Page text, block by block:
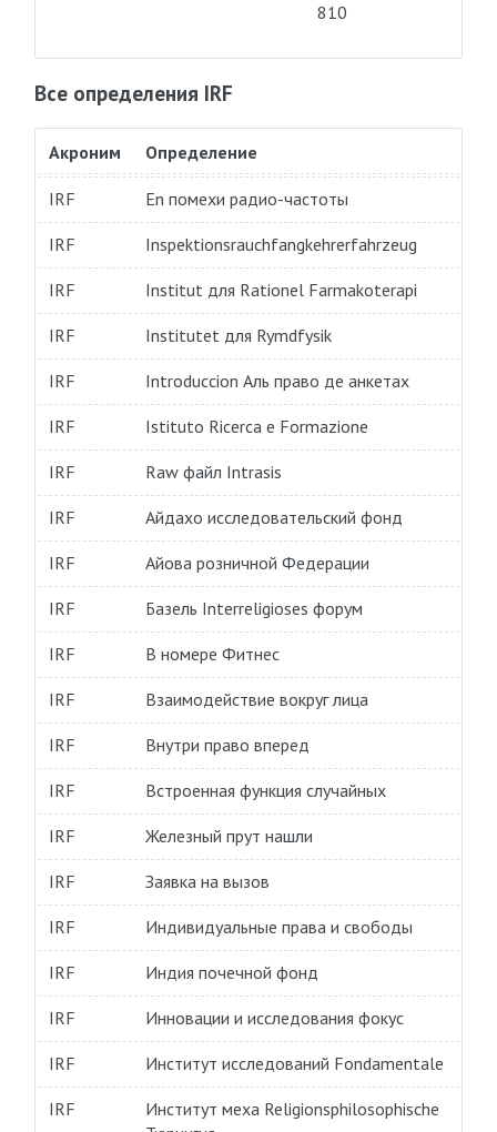
810
Все определения IRF
Акроним Определение
IRF En помехи радио-частоты
IRF Inspektionsrauchfangkehrerfahrzeug
IRF Institut для Rationel Farmakoterapi
IRF Institutet для Rymdfysik
IRF Introduccion Аль право де анкетах
IRF Istituto Ricerca e Formazione
IRF Raw файл Intrasis
IRF Айдахо исследовательский фонд
IRF Айова розничной Федерации
IRF Базель Interreligioses форум
IRF В номере Фитнес
IRF Взаимодействие вокруг лица
IRF Внутри право вперед
IRF Встроенная функция случайных
IRF Железный прут нашли
IRF Заявка на вызов
IRF Индивидуальные права и свободы
IRF Индия почечной фонд
IRF Инновации и исследования фокус
IRF Институт исследований Fondamentale
IRF
Институт меха Religionsphilosophische